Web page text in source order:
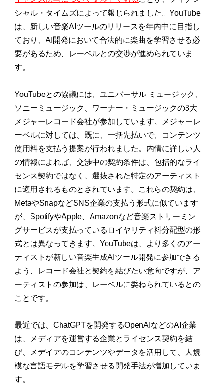
シャル・タイムズによって報じられました。YouTube
は、新しい音楽AIツールのリリースを年内中に目指し
ており、AI開発において合法的に楽曲を学習させる必
要があるため、レーベルとの交渉が進められていま
す。
YouTubeとの協議には、ユニバーサル ミュージック、
ソニーミュージック、ワーナー・ミュージックの3大
メジャーレコード会社が参加しています。メジャーレ
ーベルに対しては、既に、一括先払いで、コンテンツ
使用料を支払う提案が行われました。内情に詳しい人
の情報によれば、交渉中の契約条件は、包括的なライ
センス契約ではなく、選抜された特定のアーティスト
に適用されるものとされています。これらの契約は、
MetaやSnapなどSNS企業の支払う形式に似ています
が、SpotifyやApple、Amazonなど音楽ストリーミン
グサービスが支払っているロイヤリティ料分配型の形
式とは異なってきます。YouTubeは、より多くのアー
ティストが新しい音楽生成AIツール開発に参加できる
よう、レコード会社と契約を結びたい意向ですが、ア
ーティストの参加は、レーベルに委ねられているとの
ことです。
最近では、ChatGPTを開発するOpenAIなどのAI企業
は、メディアを運営する企業とライセンス契約を結
び、メデイアのコンテンツやデータを活用して、大規
模な言語モデルを学習させる開発手法が増加していま
す。